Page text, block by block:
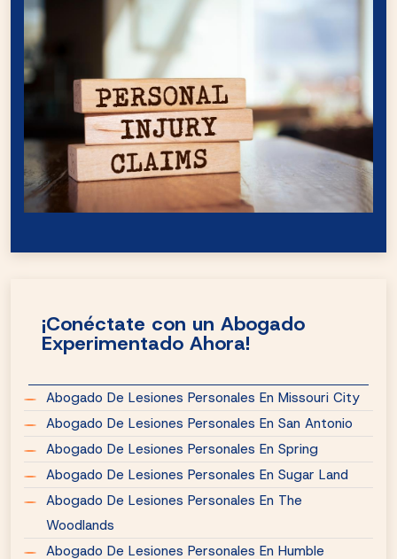
¡Conéctate con un Abogado
Experimentado Ahora!
Abogado De Lesiones Personales En Missouri City
Abogado De Lesiones Personales En San Antonio
Abogado De Lesiones Personales En Spring
Abogado De Lesiones Personales En Sugar Land
Abogado De Lesiones Personales En The
Woodlands
Abogado De Lesiones Personales En Humble